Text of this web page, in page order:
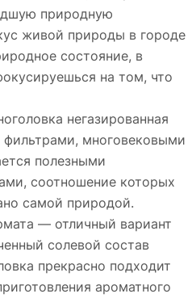
природную
живой природы в городе
состояние, в
на том, что
негазированная
многовековыми
полезными
соотношение которых
самой природой.
— отличный вариант
солевой состав
прекрасно подходит
ароматного